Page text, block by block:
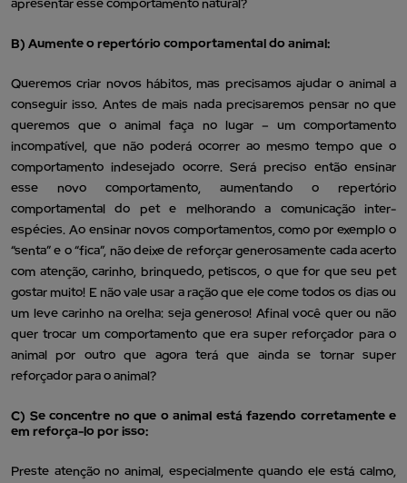
apresentar esse comportamento natural?
B) Aumente o repertório comportamental do animal:
Queremos criar novos hábitos, mas precisamos ajudar o animal a
conseguir isso. Antes de mais nada precisaremos pensar no que
queremos que o animal faça no lugar – um comportamento
incompatível, que não poderá ocorrer ao mesmo tempo que o
comportamento indesejado ocorre. Será preciso então ensinar
esse novo comportamento, aumentando o repertório
comportamental do pet e melhorando a comunicação inter-
espécies. Ao ensinar novos comportamentos, como por exemplo o
“senta” e o “fica”, não deixe de reforçar generosamente cada acerto
com atenção, carinho, brinquedo, petiscos, o que for que seu pet
gostar muito! E não vale usar a ração que ele come todos os dias ou
um leve carinho na orelha: seja generoso! Afinal você quer ou não
quer trocar um comportamento que era super reforçador para o
animal por outro que agora terá que ainda se tornar super
reforçador para o animal?
C) Se concentre no que o animal está fazendo corretamente e
em reforça-lo por isso:
Preste atenção no animal, especialmente quando ele está calmo,